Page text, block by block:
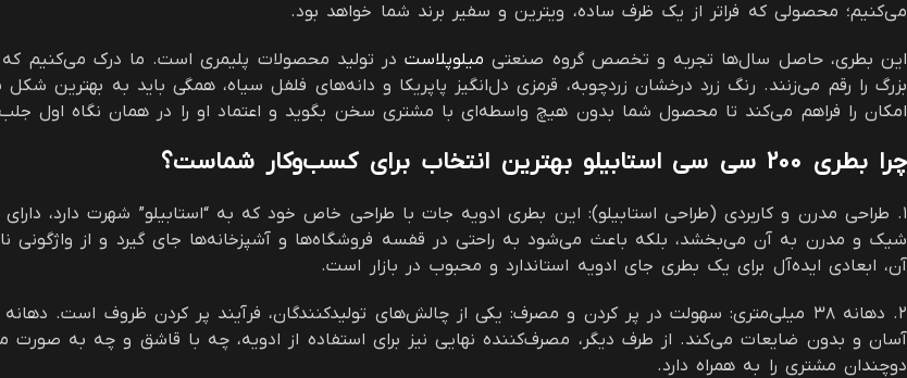
می‌کنیم؛ محصولی که فراتر از یک ظرف ساده، ویترین و سفیر برند شما خواهد بود.
این بطری، حاصل سال‌ها تجربه و تخصص گروه صنعتی میلوپلاستدر تولید محصولات پلیمری است. ما درک می‌کنیم که
بزرگ را رقم می‌زنند. رنگ زرد درخشان زردچوبه، قرمزی دل‌انگیز پاپریکا و دانه‌های فلفل سیاه، همگی باید به بهترین
امکان را فراهم می‌کند تا محصول شما بدون هیچ واسطه‌ای با مشتری سخن بگوید و اعتماد او را در همان نگاه اول جلب
چرا بطری 200 سی سی استابیلو بهترین انتخاب برای کسب‌وکار شماست؟
۱. طراحی مدرن و کاربردی (طراحی استابیلو): این بطری ادویه جات با طراحی خاص خود که به “استابیلو” شهرت دارد،
آن، ابعادی ایده‌آل برای یک بطری جای ادویه استاندارد و محبوب در بازار است.
آسان و بدون ضایعات می‌کند. از طرف دیگر، مصرف‌کننده نهایی نیز برای استفاده از ادویه، چه با قاشق و چه به صورت
دوچندان مشتری را به همراه دارد.